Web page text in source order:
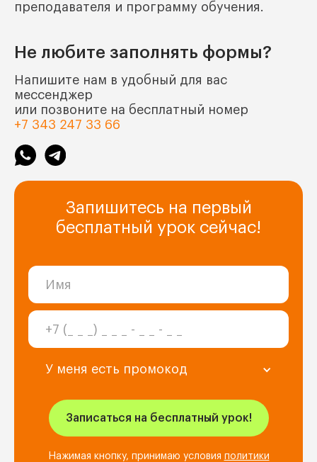
преподавателя и программу обучения.
Не любите заполнять формы?
Напишите нам в удобный для вас
мессенджер
или позвоните на бесплатный номер
+7 343 247 33 66
Запишитесь на первый
бесплатный урок сейчас!
У меня есть промокод
Нажимая кнопку, принимаю условия политики